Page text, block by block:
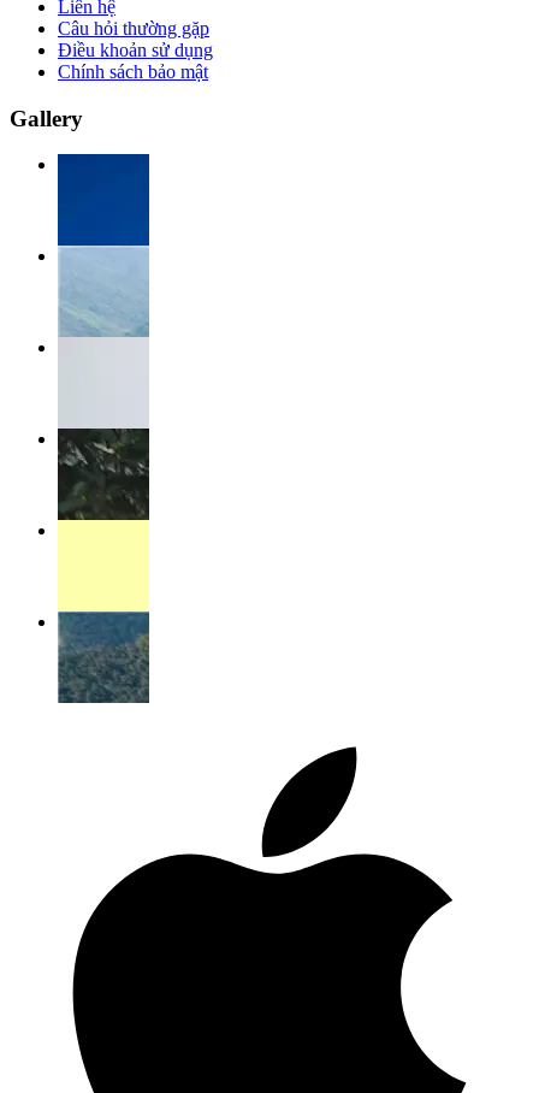
Liên hệ
Câu hỏi thường gặp
Điều khoản sử dụng
Chính sách bảo mật
Gallery